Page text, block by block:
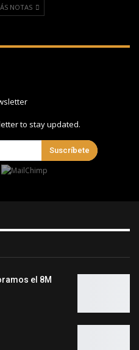
NOTAS
to stay updated.
Suscríbete
el 8M